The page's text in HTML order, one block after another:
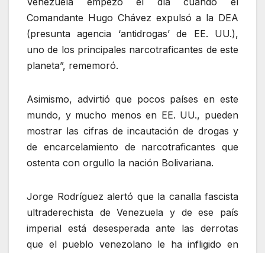
Comandante Hugo Chávez expulsó a la DEA
(presunta agencia ‘antidrogas’ de EE. UU.),
uno de los principales narcotraficantes de este
planeta”, rememoró.
Asimismo, advirtió que pocos países en este
mundo, y mucho menos en EE. UU., pueden
mostrar las cifras de incautación de drogas y
de encarcelamiento de narcotraficantes que
ostenta con orgullo la nación Bolivariana.
Jorge Rodríguez alertó que la canalla fascista
ultraderechista de Venezuela y de ese país
imperial está desesperada ante las derrotas
que el pueblo venezolano le ha infligido en